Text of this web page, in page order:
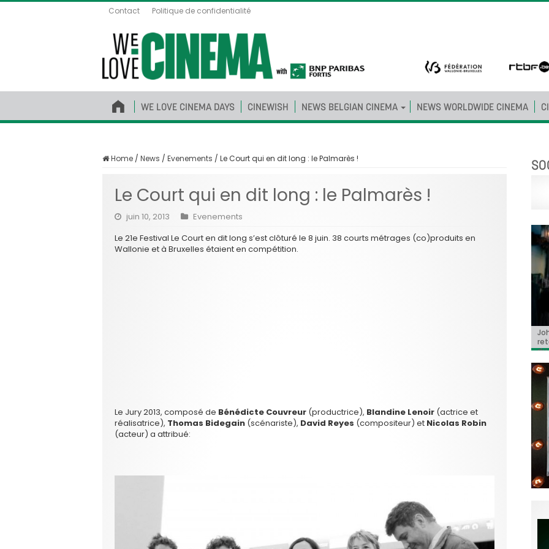
Contact Politique de confidentialité
WE LOVE CINEMA DAYS CINEWISH NEWS BELGIAN CINEMA NEWS WORLDWIDE CINEMA
Home / News / Evenements / Le Court qui en dit long : le Palmarès !
Le Court qui en dit long : le Palmarès !
juin 10, 2013
Evenements
Le 21e Festival Le Court en dit long s’est clôturé le 8 juin. 38 courts métrages (co)produits en
Wallonie et à Bruxelles étaient en compétition.
Le Jury 2013, composé de Bénédicte Couvreur (productrice), Blandine Lenoir (actrice et
réalisatrice), Thomas Bidegain (scénariste), David Reyes (compositeur) et Nicolas Robin
(acteur) a attribué:
du
«
«